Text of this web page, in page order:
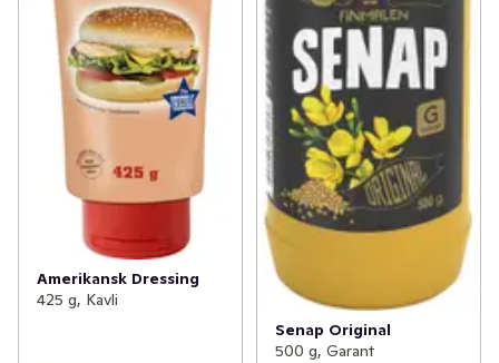
Amerikansk Dressing
425 g, Kavli
Senap Original
500 g, Garant